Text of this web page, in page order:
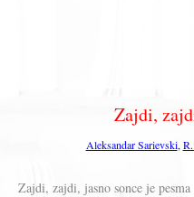
Zajdi,
Aleksandar Sarievski,
Zajdi, zajdi, jasno sonce je